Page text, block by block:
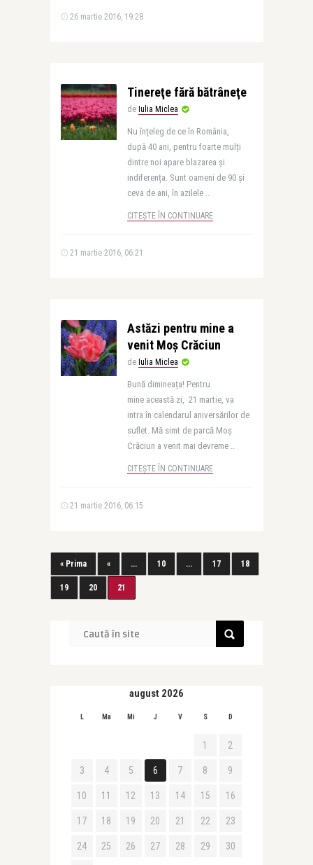
26 martie 2016, 19:28
Tinereţe fără bătrâneţe
de Iulia Miclea
Nu înțeleg de ce în România,
după 40 ani, pentru foarte mulți
dintre noi apare blazarea și
indiferența. Sunt oameni de 90 și
ceva de ani, în azilele ..
CITEȘTE ÎN CONTINUARE
21 martie 2016, 06:21
Astăzi pentru mine a
venit Moș Crăciun
de Iulia Miclea
Bună dimineața! Pentru
mine această zi, 21 martie, va
intra în calendarul aniversărilor de
suflet. Mă simt de parcă Moș
Crăciun a venit mai devreme ..
CITEȘTE ÎN CONTINUARE
21 martie 2016, 06:15
« Prima « ... 10 ... 17 18
19 20 21
august 2026
L Ma Mi J V S D
1 2
3 4 5 6 7 8 9
10 11 12 13 14 15 16
17 18 19 20 21 22 23
24 25 26 27 28 29 30